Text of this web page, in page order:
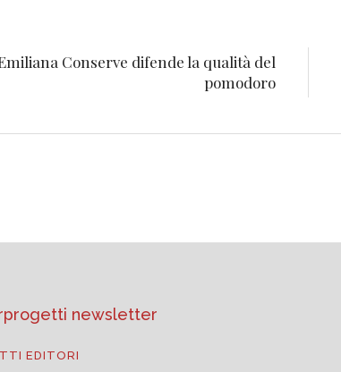
Conserve difende la qualità del
pomodoro
EDITORI